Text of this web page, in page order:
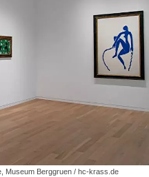
Museum Berggruen / hc-krass.de